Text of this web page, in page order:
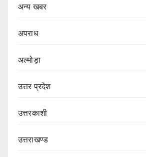
अन्य खबर
अपराध
अल्मोड़ा
उत्तर प्रदेश
उत्तरकाशी
उत्तराखण्ड